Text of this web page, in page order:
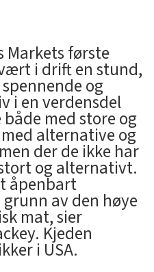
Markets første
i drift en stund,
og
i en verdensdel
med store og
alternative og
der de ikke har
og alternativt.
åpenbart
av den høye
mat, sier
Kjeden
i USA.